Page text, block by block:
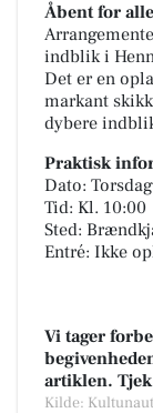
Åbent for
indblik i
Det er en
markant
dybere
Praktisk
Dato:
Tid: Kl. 10:00
Sted:
Entré: Ikke
Vi tager
artiklen.
Kilde: Kultunaut